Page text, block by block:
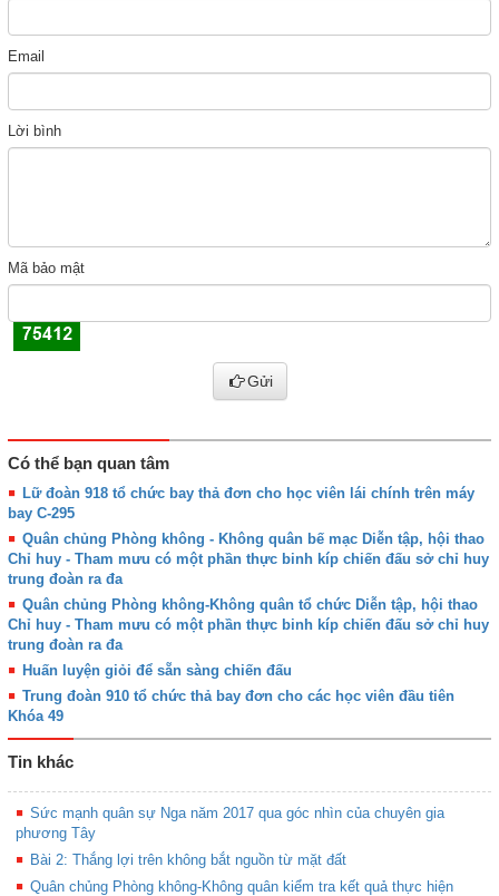
Email
Lời bình
Mã bảo mật
Gửi
Có thể bạn quan tâm
Lữ đoàn 918 tổ chức bay thả đơn cho học viên lái chính trên máy
bay C-295
Quân chủng Phòng không - Không quân bế mạc Diễn tập, hội thao
Chỉ huy - Tham mưu có một phần thực binh kíp chiến đấu sở chỉ huy
trung đoàn ra đa
Quân chủng Phòng không-Không quân tổ chức Diễn tập, hội thao
Chỉ huy - Tham mưu có một phần thực binh kíp chiến đấu sở chỉ huy
trung đoàn ra đa
Huấn luyện giỏi để sẵn sàng chiến đấu
Trung đoàn 910 tổ chức thả bay đơn cho các học viên đầu tiên
Khóa 49
Tin khác
Sức mạnh quân sự Nga năm 2017 qua góc nhìn của chuyên gia
phương Tây
Bài 2: Thắng lợi trên không bắt nguồn từ mặt đất
Quân chủng Phòng không-Không quân kiểm tra kết quả thực hiện